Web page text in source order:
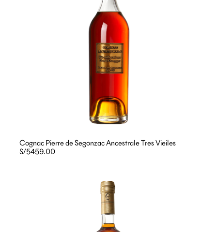
Cognac Pierre de Segonzac Ancestrale Tres Vieiles
S/5459.00